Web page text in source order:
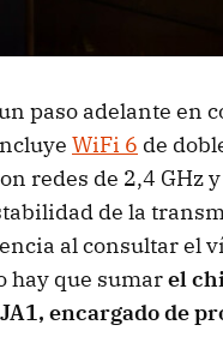
paso adelante en
WiFi 6 de
redes de 2,4 GHz
de la
al consultar el
hay que sumarel
, encargado de